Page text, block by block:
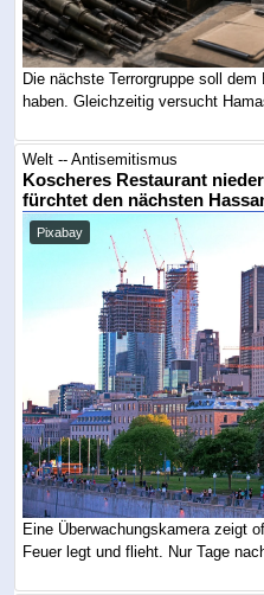
Die nächste Terrorgruppe soll
haben. Gleichzeitig versucht
Welt -- Antisemitismus
Koscheres Restaurant
fürchtet den nächsten
Pixabay
Eine Überwachungskamera zeigt
Feuer legt und flieht. Nur Tage